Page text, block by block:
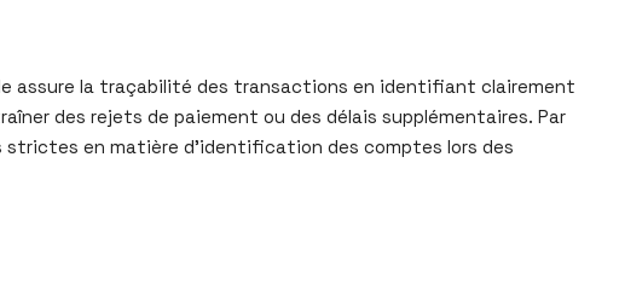
assure la traçabilité des transactions en identifiant clairement
des rejets de paiement ou des délais supplémentaires. Par
strictes en matière d’identification des comptes lors des